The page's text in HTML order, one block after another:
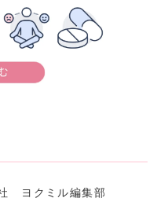
ヨクミル編集部